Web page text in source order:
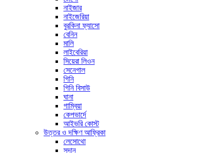
নাইজার
নাইজেরিয়া
বুরকিনা ফ্যাসো
বেনিন
মালি
লাইবেরিয়া
সিয়েরা লিওন
সেনেগাল
গিনি
গিনি বিসাউ
ঘানা
গাম্বিয়া
কেপভার্দে
আইভরি কোস্ট
উত্তর ও দক্ষিণ আফ্রিকা
লেসোথো
সুদান